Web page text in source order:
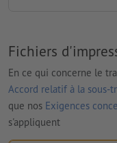
Fichiers
En ce qui concerne le
Accord relatif à la sous-
que nos Exigences
s'appliquent